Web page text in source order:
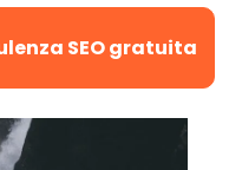
SEO gratuita